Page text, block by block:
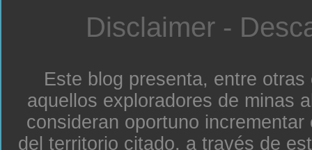
Disclaimer -
Este blog presenta, entre
aquellos exploradores de minas
consideran oportuno
del territorio citado, a través de